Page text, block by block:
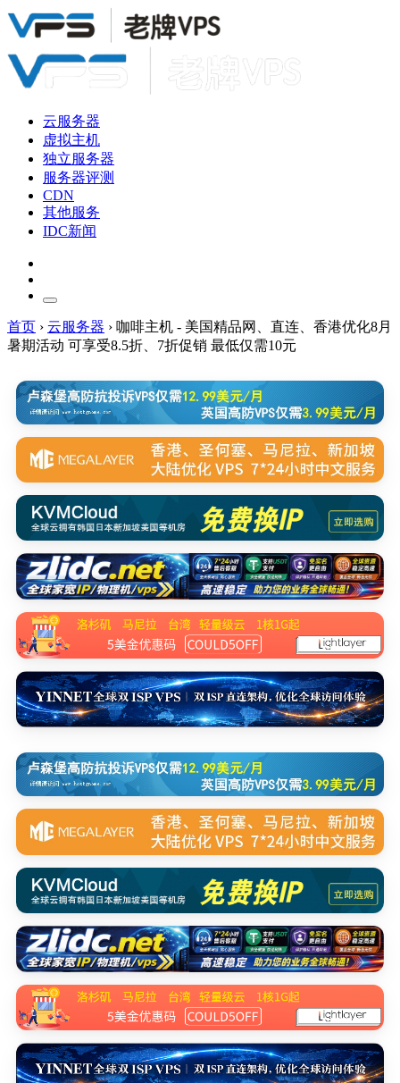
云服务器
虚拟主机
独立服务器
服务器评测
CDN
其他服务
IDC新闻
首页 › 云服务器 › 咖啡主机 - 美国精品网、直连、香港优化8月
暑期活动 可享受8.5折、7折促销 最低仅需10元